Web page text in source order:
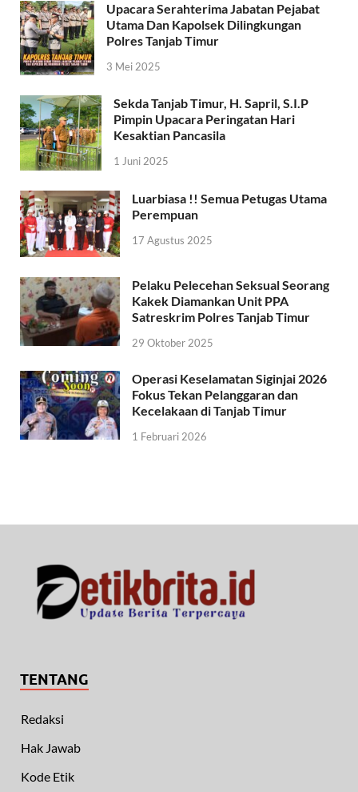
Upacara Serahterima Jabatan Pejabat
Utama Dan Kapolsek Dilingkungan
Polres Tanjab Timur
3 Mei 2025
Sekda Tanjab Timur, H. Sapril, S.I.P
Pimpin Upacara Peringatan Hari
Kesaktian Pancasila
1 Juni 2025
Luarbiasa !! Semua Petugas Utama
Perempuan
17 Agustus 2025
Pelaku Pelecehan Seksual Seorang
Kakek Diamankan Unit PPA
Satreskrim Polres Tanjab Timur
29 Oktober 2025
Operasi Keselamatan Siginjai 2026
Fokus Tekan Pelanggaran dan
Kecelakaan di Tanjab Timur
1 Februari 2026
TENTANG
Redaksi
Hak Jawab
Kode Etik